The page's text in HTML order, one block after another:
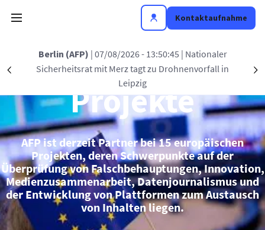
Kontaktaufnahme
Précédent
Berlin (AFP) | 07/08/2026 - 13:50:45 | Nationaler
Sicherheitsrat mit Merz tagt zu Drohnenvorfall in
Leipzig
Europäische
Projekte
AFP ist derzeit Partner bei 15 europäischen
Projekten, deren Schwerpunkte auf der
Überprüfung von Falschbehauptungen, Innovation,
Medienzusammenarbeit, Datenjournalismus und
der Entwicklung von Plattformen zum Austausch
von Inhalten liegen.